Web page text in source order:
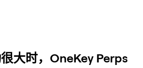
大时，OneKey Perps